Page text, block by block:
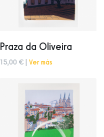
Praza da Oliveira
15,00 € | Ver más